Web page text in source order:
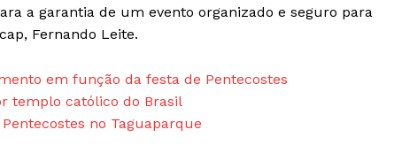
a garantia de um evento organizado e seguro para
Fernando Leite.
em função da festa de Pentecostes
templo católico do Brasil
no Taguaparque